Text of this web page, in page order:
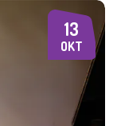
13
OKT